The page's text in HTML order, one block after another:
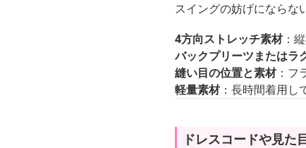
スイングの妨げにならな
4方向ストレッチ素材：
バックプリーツまたはラ
縫い目の位置と素材：フ
軽量素材：長時間着用し
ドレスコードや見た